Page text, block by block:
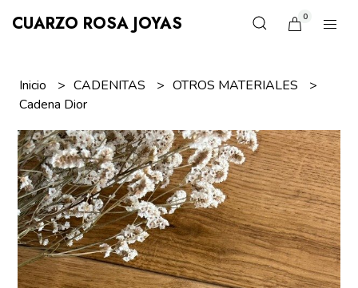
CUARZO ROSA JOYAS 0
Inicio CADENITAS
OTROS MATERIALES
Cadena Dior